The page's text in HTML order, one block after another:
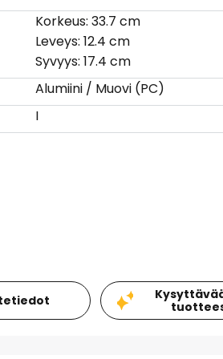
Korkeus: 33.7 cm
Leveys: 12.4 cm
Syvyys: 17.4 cm
Alumiini / Muovi (PC)
I